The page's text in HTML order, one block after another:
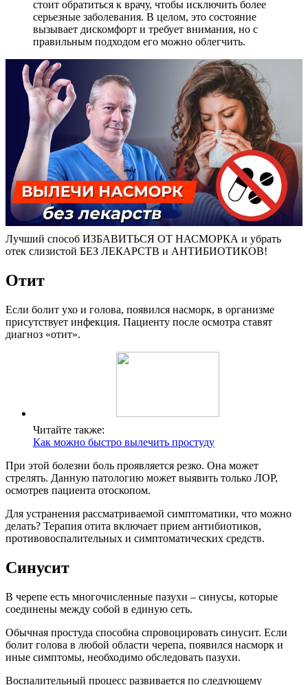
стоит обратиться к врачу, чтобы исключить более
серьезные заболевания. В целом, это состояние
вызывает дискомфорт и требует внимания, но с
правильным подходом его можно облегчить.
Лучший способ ИЗБАВИТЬСЯ ОТ НАСМОРКА и убрать
отек слизистой БЕЗ ЛЕКАРСТВ и АНТИБИОТИКОВ!
Отит
Если болит ухо и голова, появился насморк, в организме
присутствует инфекция. Пациенту после осмотра ставят
диагноз «отит».
Читайте также:
Как можно быстро вылечить простуду
При этой болезни боль проявляется резко. Она может
стрелять. Данную патологию может выявить только ЛОР,
осмотрев пациента отоскопом.
Для устранения рассматриваемой симптоматики, что можно
делать? Терапия отита включает прием антибиотиков,
противовоспалительных и симптоматических средств.
Синусит
В черепе есть многочисленные пазухи – синусы, которые
соединены между собой в единую сеть.
Обычная простуда способна спровоцировать синусит. Если
болит голова в любой области черепа, появился насморк и
иные симптомы, необходимо обследовать пазухи.
Воспалительный процесс развивается по следующему